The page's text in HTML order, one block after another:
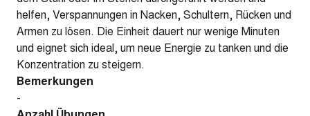
helfen, Verspannungen in Nacken, Schultern, Rücken und
Armen zu lösen. Die Einheit dauert nur wenige Minuten
und eignet sich ideal, um neue Energie zu tanken und die
Konzentration zu steigern.
Bemerkungen
-